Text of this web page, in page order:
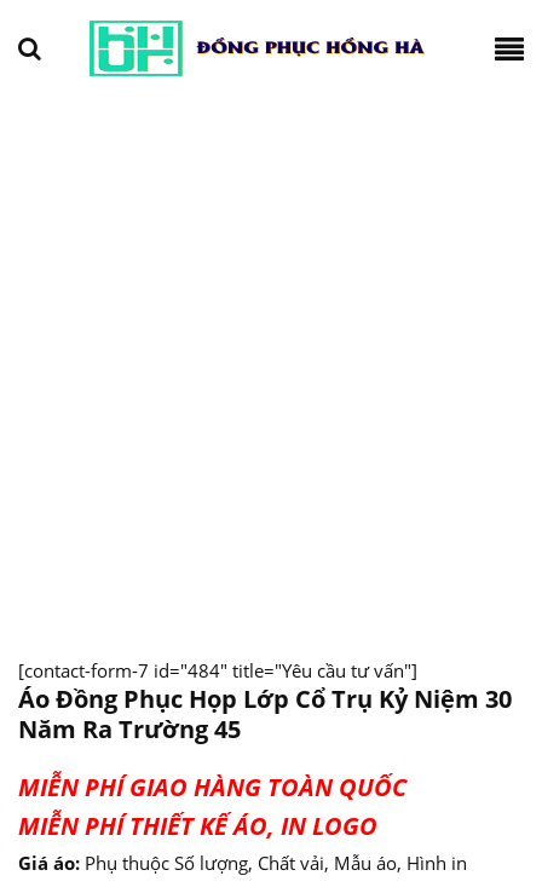
[contact-form-7 id="484" title="Yêu cầu tư vấn"]
Áo Đồng Phục Họp Lớp Cổ Trụ Kỷ Niệm 30
Năm Ra Trường 45
MIỄN PHÍ GIAO HÀNG TOÀN QUỐC
MIỄN PHÍ THIẾT KẾ ÁO, IN LOGO
Giá áo: Phụ thuộc Số lượng, Chất vải, Mẫu áo, Hình in